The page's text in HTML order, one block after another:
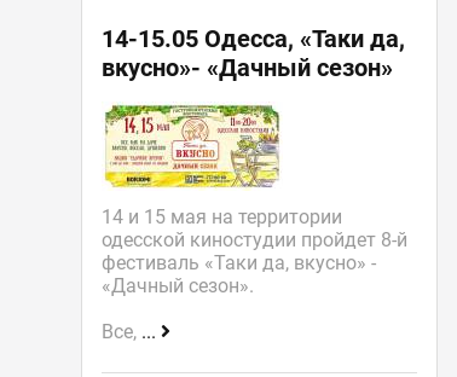
14-15.05 Одесса, «Таки да,
вкусно»- «Дачный сезон»
14 и 15 мая на территории
одесской киностудии пройдет 8-й
фестиваль «Таки да, вкусно» -
«Дачный сезон».
Все, ...